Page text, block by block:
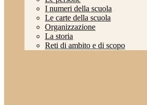
I numeri della scuola
Le carte della scuola
Organizzazione
La storia
Reti di ambito e di scopo